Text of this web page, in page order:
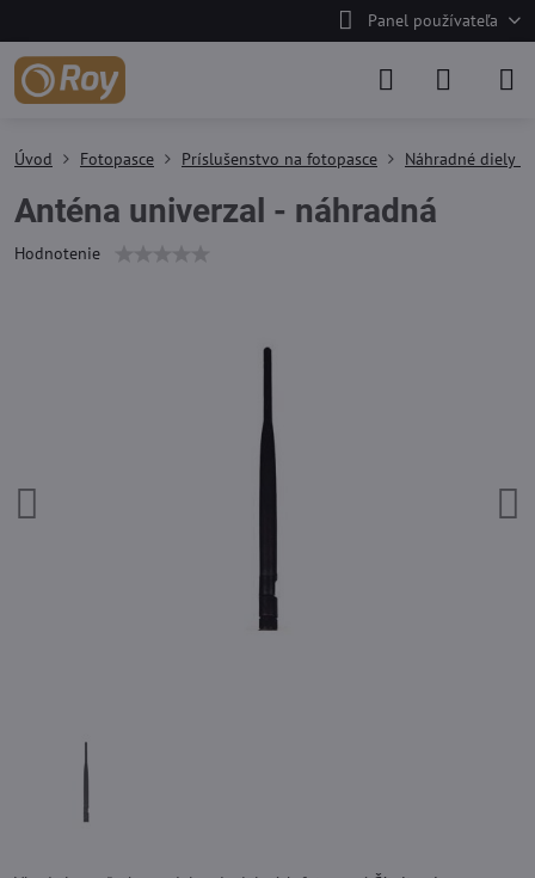
Panel používateľa
Úvod Fotopasce Príslušenstvo na fotopasce Náhradné diely
Anténa univerzal - náhradná
Hodnotenie